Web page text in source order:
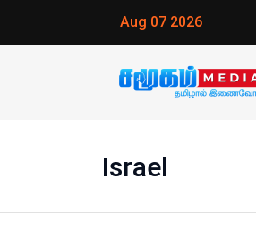
Aug 07 2026
Israel